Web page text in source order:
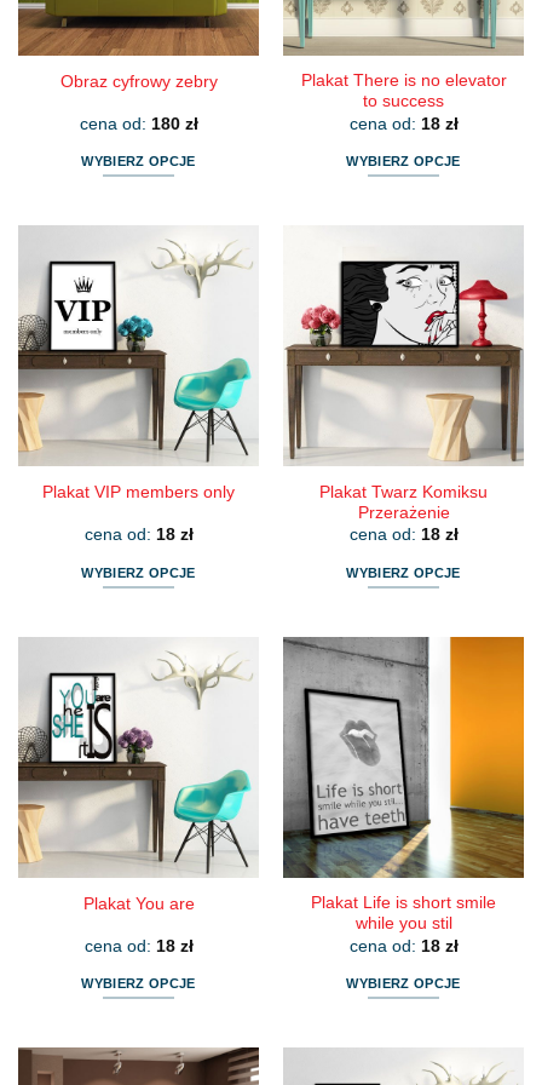
produktu
stronie
produktu
Obraz cyfrowy zebry
cena od: 180 zł
WYBIERZ OPCJE
wiele
wariantów.
Opcje
można
wybrać
na
stronie
produktu
Plakat There is no elevator
to success
cena od: 18 zł
WYBIERZ OPCJE
wiele
wariantów.
Opcje
można
wybrać
na
stronie
produktu
Plakat VIP members only
cena od: 18 zł
WYBIERZ OPCJE
wiele
wariantów.
Opcje
można
wybrać
na
stronie
produktu
Plakat Twarz Komiksu
Przerażenie
cena od: 18 zł
WYBIERZ OPCJE
ma
wiele
wariantów.
Opcje
można
wybrać
na
stronie
produktu
Plakat You are
cena od: 18 zł
WYBIERZ OPCJE
ma
Plakat Life is short smile
while you stil
cena od: 18 zł
WYBIERZ OPCJE